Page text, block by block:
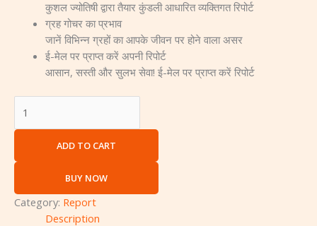
कुशल ज्योतिषी द्वारा तैयार कुंडली आधारित व्यक्तिगत रिपोर्ट
ग्रह गोचर का प्रभाव
जानें विभिन्न ग्रहों का आपके जीवन पर होने वाला असर
ई-मेल पर प्राप्त करें अपनी रिपोर्ट
आसान, सस्ती और सुलभ सेवा! ई-मेल पर प्राप्त करें रिपोर्ट
ADD TO CART
BUY NOW
Category: Report
Description